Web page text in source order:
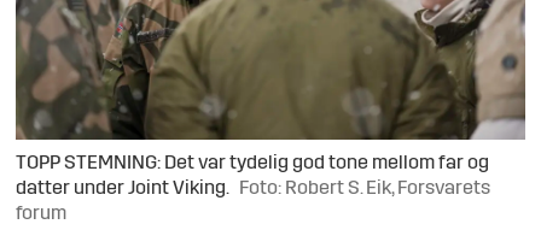
TOPP STEMNING: Det var tydelig god tone mellom far og
datter under Joint Viking.
Foto: Robert S. Eik, Forsvarets
forum